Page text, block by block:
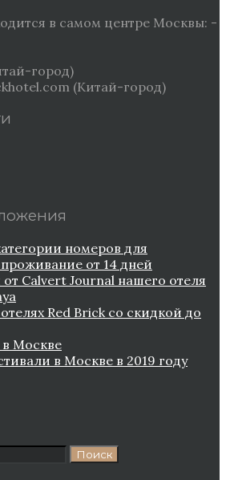
в самом центре Москвы: -
город)
(Китай-город)
номеров для
от 14 дней
Сalvert Journal нашего отеля
Red Brick со скидкой до
в Москве
в Москве в 2019 году